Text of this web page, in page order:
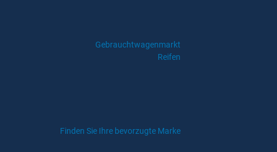
Gebrauchtwagenmarkt
Reifen
Finden Sie Ihre bevorzugte Marke